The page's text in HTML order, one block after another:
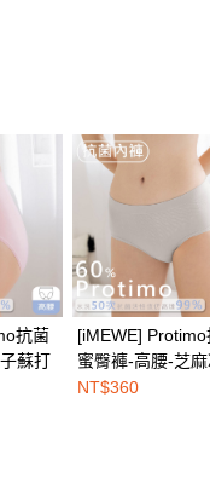
抗菌
蘇打
[iMEWE]
蜜臀褲-高腰-芝
NT$360